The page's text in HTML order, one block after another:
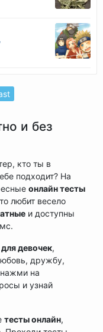
и без
кто ты в
подходит? На
онлайн тесты
любит весело
и доступны
девочек,
дружбу,
нажми на
и узнай
тесты онлайн,